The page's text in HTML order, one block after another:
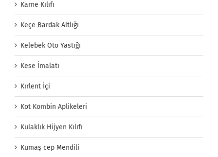
Karne Kılıfı
Keçe Bardak Altlığı
Kelebek Oto Yastığı
Kese İmalatı
Kırlent İçi
Kot Kombin Aplikeleri
Kulaklık Hijyen Kılıfı
Kumaş cep Mendili